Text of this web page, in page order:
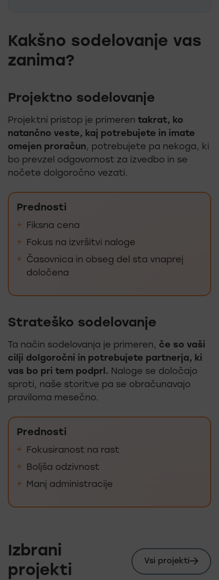
Kakšno sodelovanje vas
zanima?
Projektno sodelovanje
Projektni pristop je primeren takrat, ko
natančno veste, kaj potrebujete in imate
omejen proračun, potrebujete pa nekoga, ki
bo prevzel odgovornost za izvedbo in se
nočete dolgoročno vezati.
Prednosti
Fiksna cena
Fokus na izvršitvi naloge
Časovnica in obseg del sta vnaprej
določena
Strateško sodelovanje
Ta način sodelovanja je primeren, če so vaši
cilji dolgoročni in potrebujete partnerja, ki
vas bo pri tem podprl. Naloge se določajo
sproti, naše storitve pa se obračunavajo
praviloma mesečno.
Prednosti
Fokusiranost na rast
Boljša odzivnost
Manj administracije
Izbrani
projekti
Vsi projekti